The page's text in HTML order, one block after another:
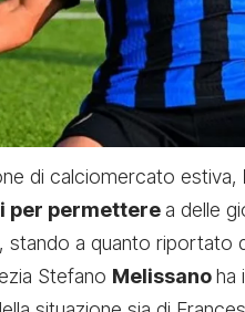
di calciomercato estiva,
per permettere a delle
stando a quanto riportato
Stefano Melissanoha